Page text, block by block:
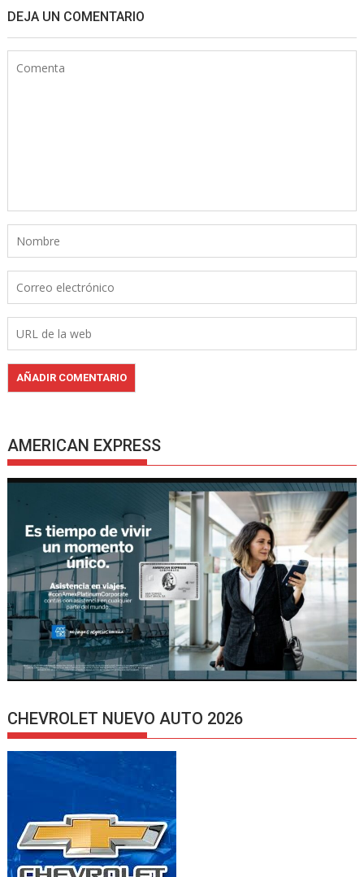
DEJA UN COMENTARIO
AMERICAN EXPRESS
CHEVROLET NUEVO AUTO 2026